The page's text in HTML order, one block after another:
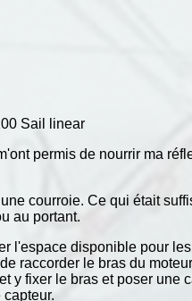
Sail linear
permis de nourrir ma
courroie. Ce qui était
au portant.
disponible pour
raccorder le bras du
fixer le bras et poser une